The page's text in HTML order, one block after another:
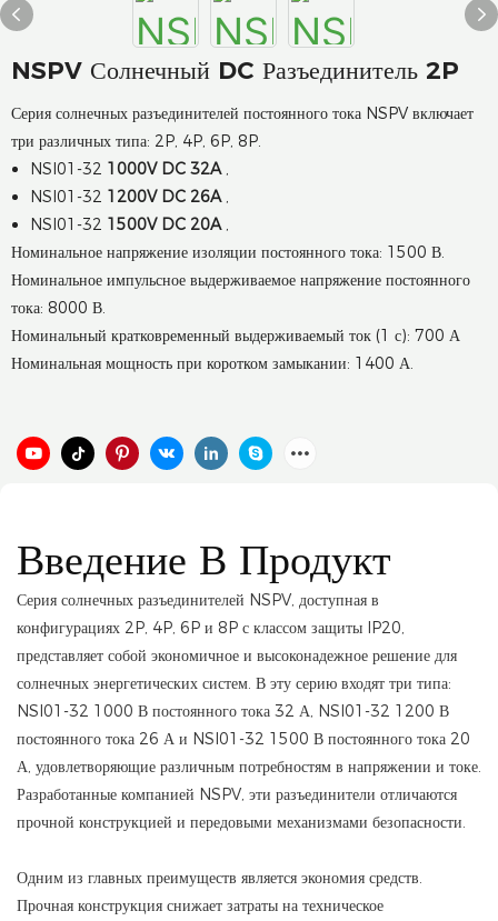
NSPV Солнечный DC Разъединитель 2P
Серия солнечных разъединителей постоянного тока NSPV включает
три различных типа: 2P, 4P, 6P, 8P.
NSI01-32 1000V DC 32A,
NSI01-32 1200V DC 26A,
NSI01-32 1500V DC 20A,
Номинальное напряжение изоляции постоянного тока: 1500 В.
Номинальное импульсное выдерживаемое напряжение постоянного
тока: 8000 В.
Номинальный кратковременный выдерживаемый ток (1 с): 700 А
Номинальная мощность при коротком замыкании: 1400 А.
Введение В Продукт
Серия солнечных разъединителей NSPV, доступная в
конфигурациях 2P, 4P, 6P и 8P с классом защиты IP20,
представляет собой экономичное и высоконадежное решение для
солнечных энергетических систем. В эту серию входят три типа:
NSI01-32 1000 В постоянного тока 32 А, NSI01-32 1200 В
постоянного тока 26 А и NSI01-32 1500 В постоянного тока 20
А, удовлетворяющие различным потребностям в напряжении и токе.
Разработанные компанией NSPV, эти разъединители отличаются
прочной конструкцией и передовыми механизмами безопасности.
Одним из главных преимуществ является экономия средств.
Прочная конструкция снижает затраты на техническое